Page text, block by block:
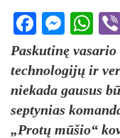
Paskutinę
technologijų ir
niekada gausus
septynias
„Protų mūšio“